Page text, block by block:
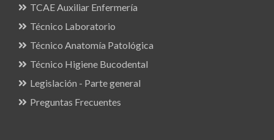
TCAE Auxiliar Enfermería
Técnico Laboratorio
Técnico Anatomía Patológica
Técnico Higiene Bucodental
Legislación - Parte general
Preguntas Frecuentes